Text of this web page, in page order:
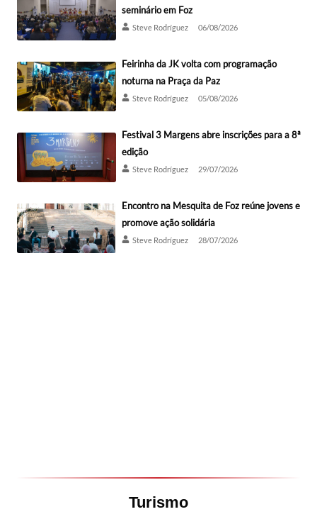
seminário em Foz
Steve Rodríguez 06/08/2026
Feirinha da JK volta com programação
noturna na Praça da Paz
Steve Rodríguez 05/08/2026
Festival 3 Margens abre inscrições para a 8ª
edição
Steve Rodríguez 29/07/2026
Encontro na Mesquita de Foz reúne jovens e
promove ação solidária
Steve Rodríguez 28/07/2026
Turismo